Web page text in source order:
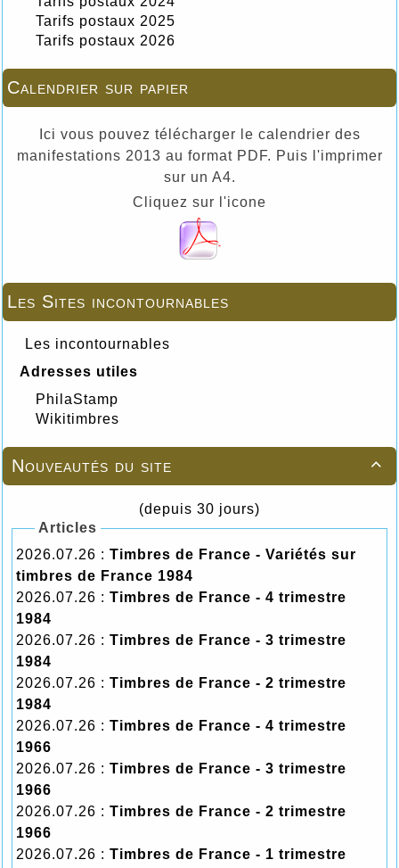
Tarifs postaux 2025
Tarifs postaux 2026
Calendrier sur papier
Ici vous pouvez télécharger le calendrier des
manifestations 2013 au format PDF. Puis l'imprimer
sur un A4.
Cliquez sur l'icone
Les Sites incontournables
Les incontournables
Adresses utiles
PhilaStamp
Wikitimbres

Nouveautés du site
(depuis 30 jours)
Articles
2026.07.26 : Timbres de France - Variétés sur
timbres de France 1984
2026.07.26 : Timbres de France - 4 trimestre
1984
2026.07.26 : Timbres de France - 3 trimestre
1984
2026.07.26 : Timbres de France - 2 trimestre
1984
2026.07.26 : Timbres de France - 4 trimestre
1966
2026.07.26 : Timbres de France - 3 trimestre
1966
2026.07.26 : Timbres de France - 2 trimestre
1966
2026.07.26 : Timbres de France - 1 trimestre